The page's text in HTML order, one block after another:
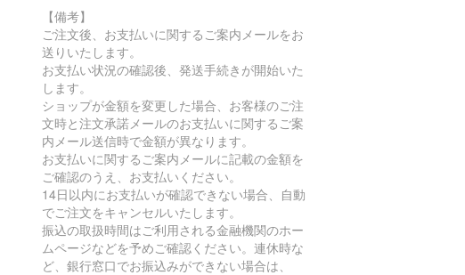
【備考】
ご注文後、お支払いに関するご案内メールをお
送りいたします。
お支払い状況の確認後、発送手続きが開始いた
します。
ショップが金額を変更した場合、お客様のご注
文時と注文承諾メールのお支払いに関するご案
内メール送信時で金額が異なります。
お支払いに関するご案内メールに記載の金額を
ご確認のうえ、お支払いください。
14日以内にお支払いが確認できない場合、自動
でご注文をキャンセルいたします。
振込の取扱時間はご利用される金融機関のホー
ムページなどを予めご確認ください。連休時な
ど、銀行窓口でお振込みができない場合は、